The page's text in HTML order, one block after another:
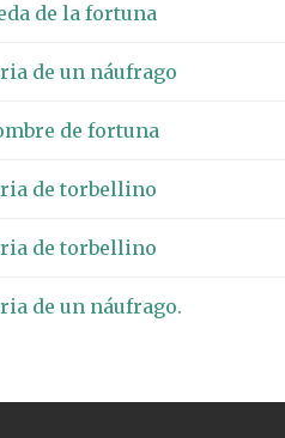
de la fortuna
de un náufrago
de fortuna
de torbellino
de torbellino
de un náufrago.